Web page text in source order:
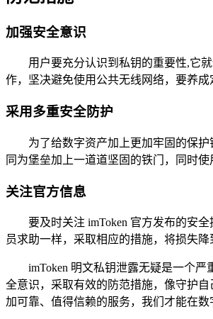
加强安全意识
用户要充分认识到私钥的重要性,它
作，坚决避免使用公共无线网络，要养
采用多重安全防护
为了给数字资产加上更加牢固的保
同为堡垒加上一道道坚固的铁门，同时
关注官方信息
要及时关注 imToken 官方发布的安
员求助一样，采取相应的措施，将损失降
imToken 明文私钥泄露无疑是一个
全意识，采取有效的防范措施，像守护
加可靠、值得信赖的服务，我们才能在